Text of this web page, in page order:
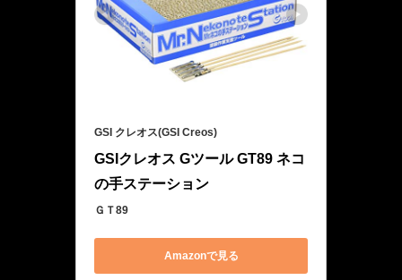
GSI クレオス(GSI Creos)
GSIクレオス Gツール GT89 ネコ
の手ステーション
ＧＴ89
Amazonで見る